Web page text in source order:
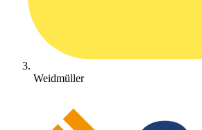
Weidmüller